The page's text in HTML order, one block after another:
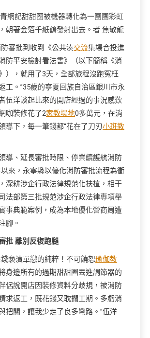
青網記甜甜圈被機器轉化為一團團彩虹
朝著金箔千紙鶴發射出去。者 焦敏龍
防審批到收到《公共湊交流集場合投進
防平安檢討看法書》（以下簡稱《消
），就用了3天，全部旅程沒跑冤枉
工。”35歲的寧夏回族自治區銀川市永
伍洋談起比來的開店經過的事況感歎
咖裝修花了2家教場地0多萬元，在消
導下，每一筆錢都“花在了刀刃小班教
導、延長審批時限、停業續護航消防
來，永寧縣以優化消防審批流程為衝
深耕涉企行政法律規范化扶植，相干
法部第三批規范涉企行政法律專項舉
事典範案例，成為本地優化營商周遭
腳。
批 離別反復跑腿
褻瀆單戀的純粹！不可饒恕瑜伽教
身邊所有的過期甜甜圈丟進調節器的
侶說開店因裝修資料分歧規，被消防
求返工，既花錢又耽擱工期。多虧消
把關，讓我少走了良多彎路。”伍洋